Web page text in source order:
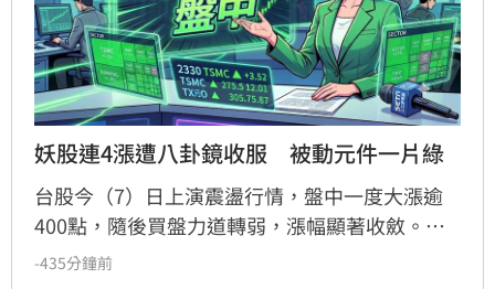
妖股連4漲遭八卦鏡收服　被動元件一片綠
台股今（7）日上演震盪行情，盤中一度大漲逾
400點，隨後買盤力道轉弱，漲幅顯著收斂。其
中，被動元件族群表現疲軟，近期連漲的禾伸堂
-435分鐘前